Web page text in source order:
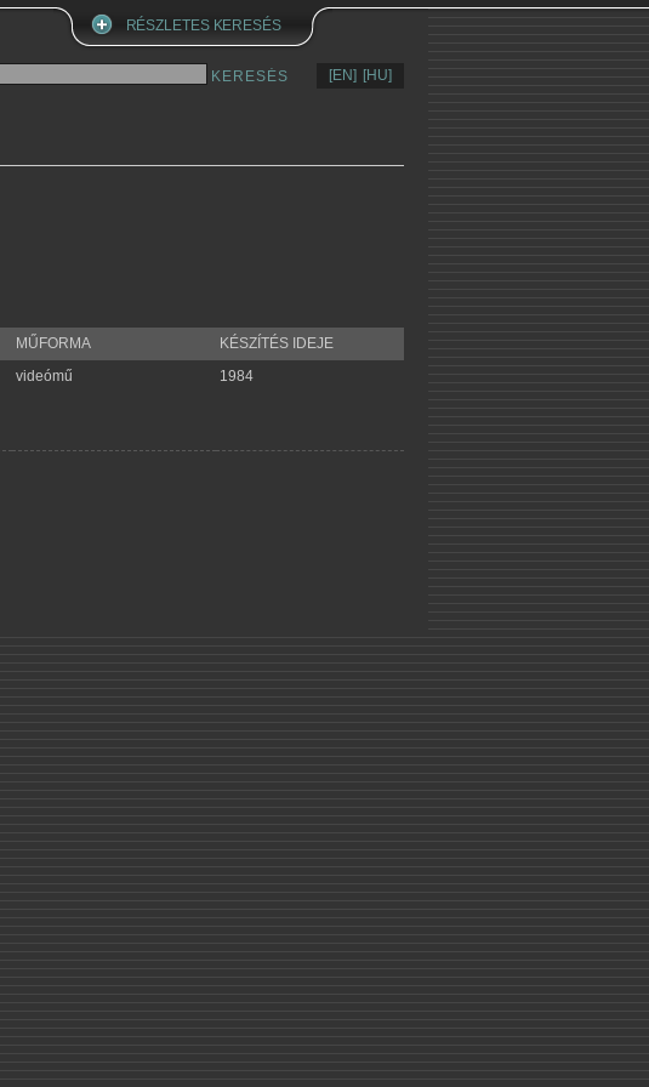
RÉSZLETES KERESÉS
[EN] [HU]
MŰFORMA
KÉSZÍTÉS IDEJE
videómű 1984